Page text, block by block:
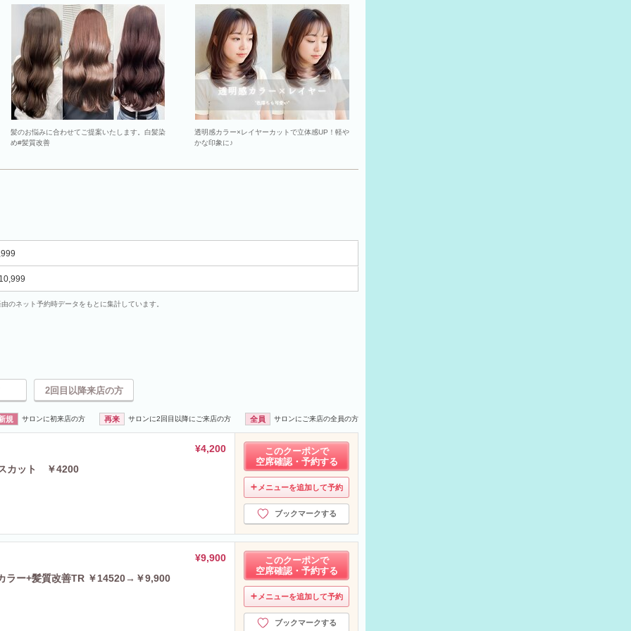
髪のお悩みに合わせてご提案いたします。白髪染
め#髪質改善
透明感カラー×レイヤーカットで立体感UP！軽や
かな印象に♪
ネット予約時データをもとに集計しています。
2回目以降来店の方
規 サロンに初来店の方 再来 サロンに2回目以降にご来店の方 全員 サロンにご来店の全員の方
¥4,200
カット ￥4200
このクーポンで
空席確認・予約する
メニューを追加して予約
ブックマークする
¥9,900
ラー+髪質改善TR ￥14520→￥9,900
このクーポンで
空席確認・予約する
メニューを追加して予約
ブックマークする